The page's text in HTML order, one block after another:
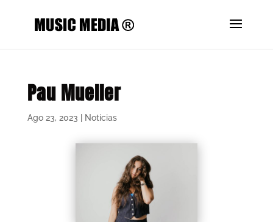
Pau Mueller
Ago 23, 2023 Noticias